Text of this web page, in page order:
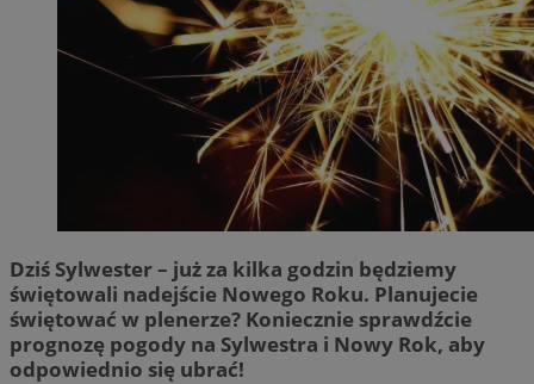
Dziś Sylwester – już za kilka godzin będziemy
świętowali nadejście Nowego Roku. Planujecie
świętować w plenerze? Koniecznie sprawdźcie
prognozę pogody na Sylwestra i Nowy Rok, aby
odpowiednio się ubrać!